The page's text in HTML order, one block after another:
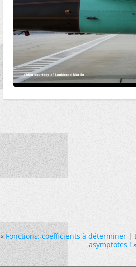
« Fonctions: coefficients à déterminer|
asymptotes !